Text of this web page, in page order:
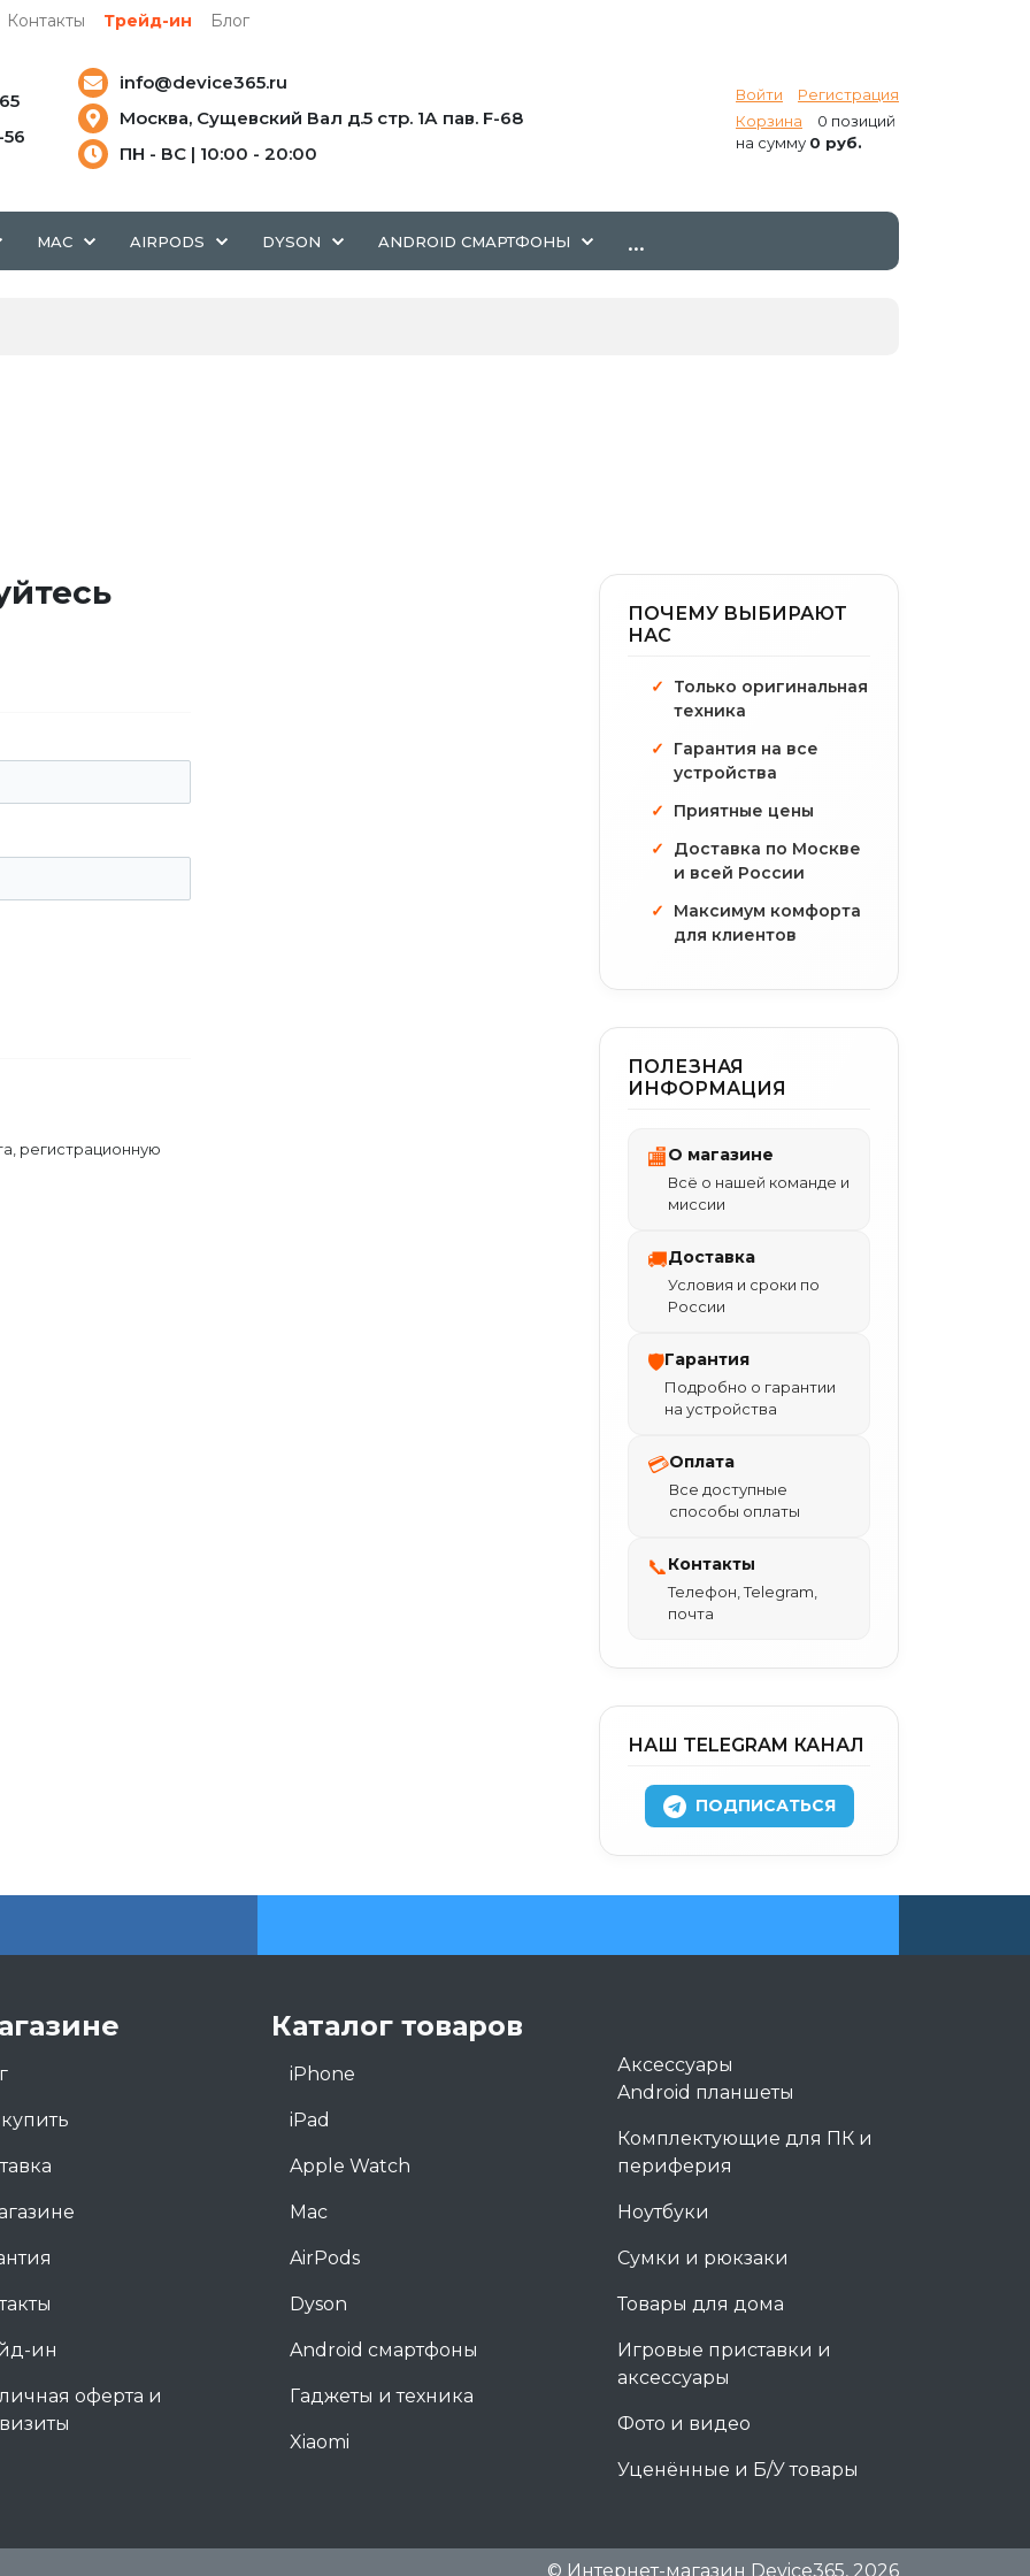
Контакты Трейд-ин Блог
Войти
Регистрация
Корзина
0 позиций
на сумму 0 руб.
info@device365.ru
Москва, Сущевский Вал д.5 стр. 1А пав. F-68
ПН - ВС | 10:00 - 20:00
MAC AIRPODS DYSON ANDROID СМАРТФОНЫ ...
регистрационную
ПОЧЕМУ ВЫБИРАЮТ
НАС
Только оригинальная
техника
Гарантия на все
устройства
Приятные цены
Доставка по Москве
и всей России
Максимум комфорта
для клиентов
ПОЛЕЗНАЯ
ИНФОРМАЦИЯ
🏬О магазине
Всё о нашей команде и
миссии
🚚Доставка
Условия и сроки по
России
🛡Гарантия
Подробно о гарантии
на устройства
💳Оплата
Все доступные
способы оплаты
📞Контакты
Телефон, Telegram,
почта
НАШ TELEGRAM КАНАЛ
ПОДПИСАТЬСЯ
ин
оферта и
Каталог товаров
iPhone
iPad
Apple Watch
Mac
AirPods
Dyson
Android смартфоны
Гаджеты и техника
Xiaomi
Аксессуары
Android планшеты
Комплектующие для ПК и
периферия
Ноутбуки
Сумки и рюкзаки
Товары для дома
Игровые приставки и
аксессуары
Фото и видео
Уценённые и Б/У товары
© Интернет-магазин Device365, 2026